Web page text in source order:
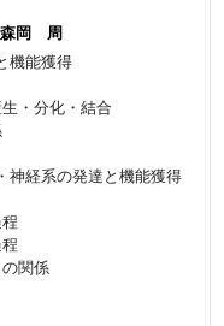
森岡 周
機能獲得
・分化・結合
神経系の発達と機能獲得
関係